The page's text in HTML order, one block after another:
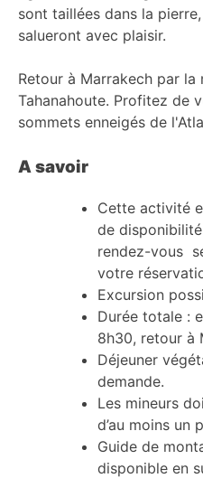
sont taillées dans la
salueront avec plaisir.
Retour à Marrakech par la
Tahanahoute. Profitez de
sommets enneigés de
A savoir
Cette activité
de
rendez-vous
votre
Excursion
Durée totale :
8h30, retour à
Déjeuner
demande.
Les mineurs
d’au moins un
Guide de
disponible en